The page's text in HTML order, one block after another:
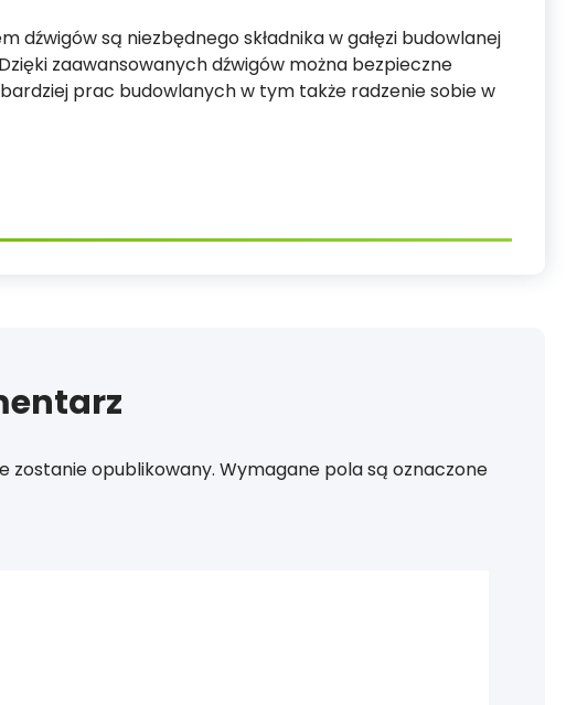
dźwigów są niezbędnego składnika w gałęzi budowlanej
zaawansowanych dźwigów można bezpieczne
prac budowlanych w tym także radzenie sobie w
zostanie opublikowany. Wymagane pola są oznaczone